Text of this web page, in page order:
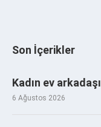
Son İçerikler
Kadın ev arkadaşı
6 Ağustos 2026